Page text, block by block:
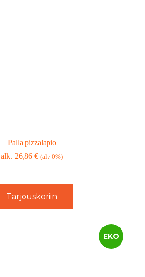
Palla pizzalapio
26,86€ (alv 0%)
Tarjouskoriin
EKO